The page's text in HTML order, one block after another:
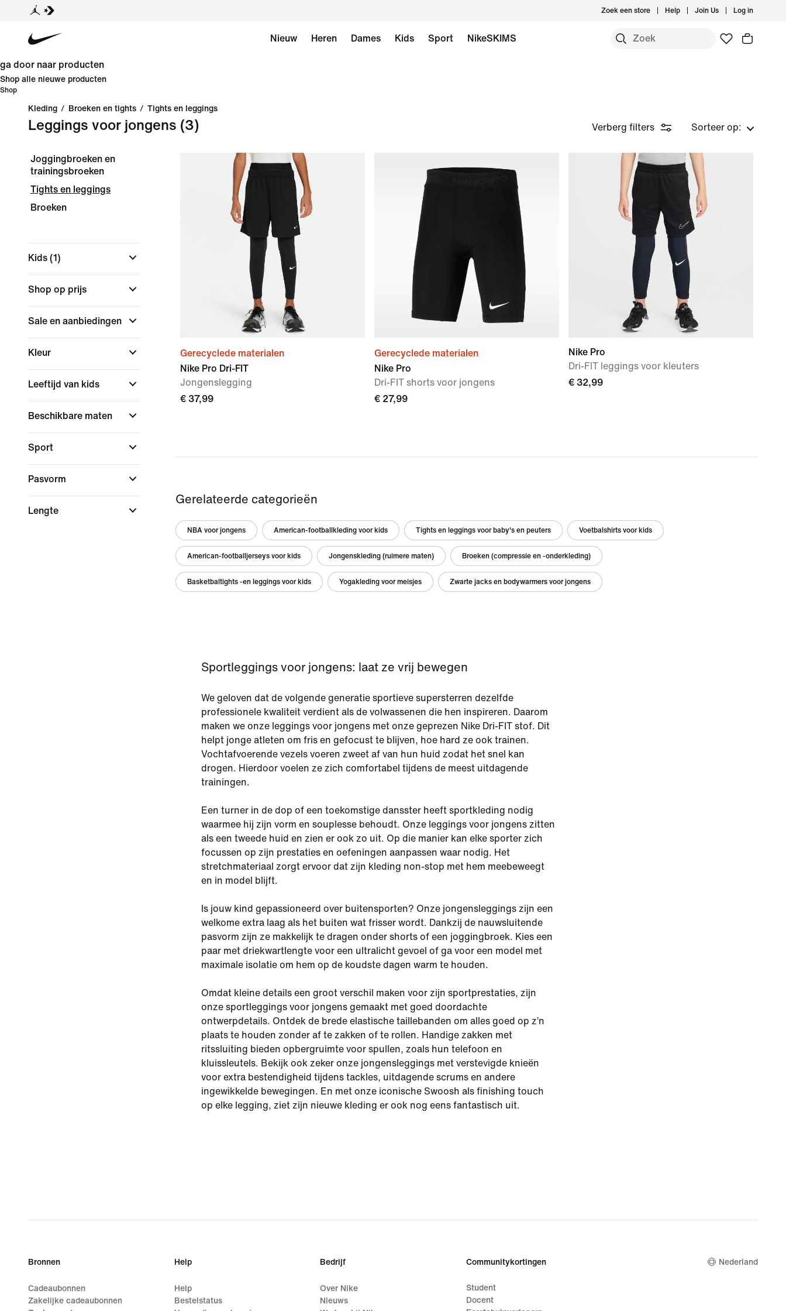
Zoek een store Help Join Us Log in
Nieuw Heren Dames Kids Sport
NikeSKIMS
ga door naar producten
Shop alle nieuwe producten
Shop
Kleding / Broeken en tights / Tights en leggings
Leggings voor jongens (3) Verberg filters Sorteer op:
Joggingbroeken en
trainingsbroeken
Tights en leggings
Broeken
Kids(1)
Shop op prijs
Sale en aanbiedingen
Kleur
Leeftijd van kids
Beschikbare maten
Sport
Pasvorm
Lengte
Gerecyclede materialen
Nike Pro Dri-FIT
Jongenslegging
€ 37,99
Gerecyclede materialen
Nike Pro
Dri-FIT shorts voor jongens
€ 27,99
Nike Pro
Dri-FIT leggings voor kleuters
€ 32,99
Gerelateerde categorieën
NBA voor jongens American-footballkleding voor kids Tights en leggings voor baby's en peuters Voetbalshirts voor kids
American-footballjerseys voor kids Jongenskleding (ruimere maten) Broeken (compressie en -onderkleding)
Basketbaltights -en leggings voor kids Yogakleding voor meisjes Zwarte jacks en bodywarmers voor jongens
Sportleggings voor jongens: laat ze vrij bewegen
We geloven dat de volgende generatie sportieve supersterren dezelfde
professionele kwaliteit verdient als de volwassenen die hen inspireren. Daarom
maken we onze leggings voor jongens met onze geprezen Nike Dri-FIT stof. Dit
helpt jonge atleten om fris en gefocust te blijven, hoe hard ze ook trainen.
Vochtafvoerende vezels voeren zweet af van hun huid zodat het snel kan
drogen. Hierdoor voelen ze zich comfortabel tijdens de meest uitdagende
trainingen.
Een turner in de dop of een toekomstige dansster heeft sportkleding nodig
waarmee hij zijn vorm en souplesse behoudt. Onze leggings voor jongens zitten
als een tweede huid en zien er ook zo uit. Op die manier kan elke sporter zich
focussen op zijn prestaties en oefeningen aanpassen waar nodig. Het
stretchmateriaal zorgt ervoor dat zijn kleding non-stop met hem meebeweegt
en in model blijft.
Is jouw kind gepassioneerd over buitensporten? Onze jongensleggings zijn een
welkome extra laag als het buiten wat frisser wordt. Dankzij de nauwsluitende
pasvorm zijn ze makkelijk te dragen onder shorts of een joggingbroek. Kies een
paar met driekwartlengte voor een ultralicht gevoel of ga voor een model met
maximale isolatie om hem op de koudste dagen warm te houden.
Omdat kleine details een groot verschil maken voor zijn sportprestaties, zijn
onze sportleggings voor jongens gemaakt met goed doordachte
ontwerpdetails. Ontdek de brede elastische taillebanden om alles goed op z’n
plaats te houden zonder af te zakken of te rollen. Handige zakken met
ritssluiting bieden opbergruimte voor spullen, zoals hun telefoon en
kluissleutels. Bekijk ook zeker onze jongensleggings met verstevigde knieën
voor extra bestendigheid tijdens tackles, uitdagende scrums en andere
ingewikkelde bewegingen. En met onze iconische Swoosh als finishing touch
op elke legging, ziet zijn nieuwe kleding er ook nog eens fantastisch uit.
Bronnen
Cadeaubonnen
Zakelijke cadeaubonnen
Help
Help
Bestelstatus
Bedrijf
Over Nike
Nieuws
Communitykortingen
Student
Docent
Nederland